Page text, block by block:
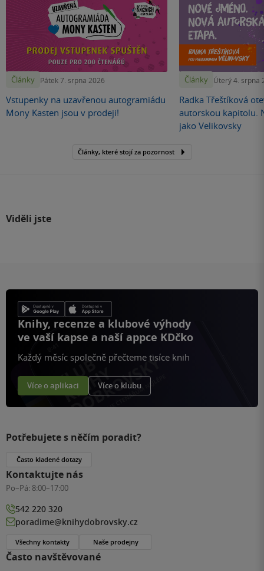
Články Pátek 7. srpna 2026
Vstupenky na uzavřenou autogramiádu
Mony Kasten jsou v prodeji!
Články Úterý 4. srpna
Radka Třeštíková
autorskou kapitolu.
jako Velikovsky
Články, které stojí za pozornost
Viděli jste
Knihy, recenze a klubové výhody
ve vaší kapse a naší appce KDčko
Každý měsíc společně přečteme tisíce knih
Více o aplikaci Více o klubu
Často navštěvované
Potřebujete s něčím poradit?
Často kladené dotazy
Kontaktujte nás
Po–Pá: 8:00–17:00
542 220 320
poradime@knihydobrovsky.cz
Všechny kontakty Naše prodejny